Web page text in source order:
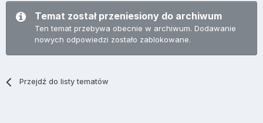
Temat został przeniesiony do archiwum
Ten temat przebywa obecnie w archiwum. Dodawanie
nowych odpowiedzi zostało zablokowane.
Przejdź do listy tematów